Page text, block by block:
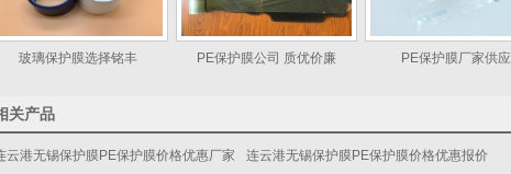
玻璃保护膜选择铭丰 PE保护膜公司 质优价廉 PE保护膜厂家供应
关产品
云港无锡保护膜PE保护膜价格优惠厂家 连云港无锡保护膜PE保护膜价格优惠报价